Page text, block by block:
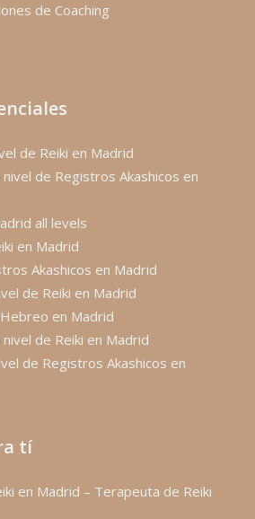
de Coaching
de Reiki en Madrid
de Registros Akashicos en
all levels
en Madrid
Akashicos en Madrid
de Reiki en Madrid
en Madrid
de Reiki en Madrid
de Registros Akashicos en
tí
en Madrid – Terapeuta de Reiki